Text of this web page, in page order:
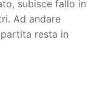
subisce fallo in
Ad andare
resta in